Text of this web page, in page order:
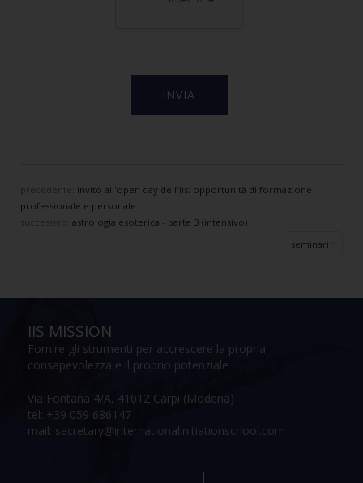
precedente: invito all'open day dell'iis: opportunità di formazione
professionale e personale
astrologia esoterica - parte 3 (intensivo)
seminari
IIS MISSION
Fornire gli strumenti per accrescere la propria
consapevolezza e il proprio potenziale
Via Fontana 4/A, 41012 Carpi (Modena)
tel: +39 059 686147
mail: secretary@internationalinitiationschool.com